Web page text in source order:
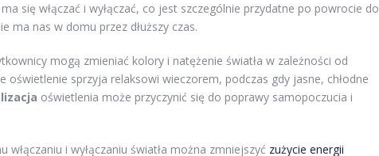
się włączać i wyłączać, co jest szczególnie przydatne po powrocie do
ma nas w domu przez dłuższy czas.
mogą zmieniać kolory i natężenie światła w zależności od
oświetlenie sprzyja relaksowi wieczorem, podczas gdy jasne, chłodne
oświetlenia może przyczynić się do poprawy samopoczucia i
włączaniu i wyłączaniu światła można zmniejszyć zużycie energii